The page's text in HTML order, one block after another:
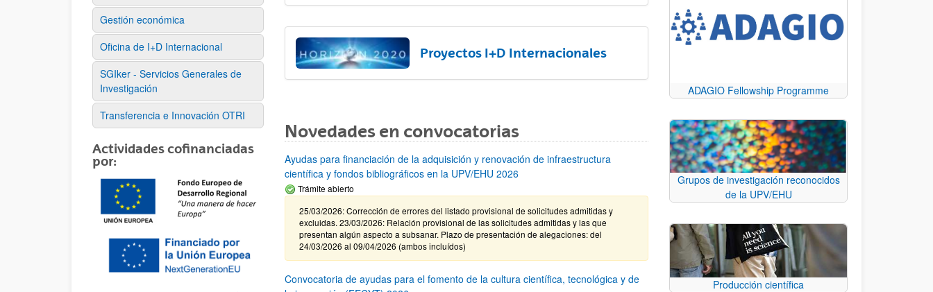
Gestión económica
Oficina de I+D Internacional
SGIker - Servicios Generales de
Investigación
Transferencia e Innovación OTRI
Actividades cofinanciadas
por:
Proyectos I+D Internacionales
Novedades en convocatorias
Ayudas para financiación de la adquisición y renovación de infraestructura
científica y fondos bibliográficos en la UPV/EHU 2026
Trámite abierto
25/03/2026: Corrección de errores del listado provisional de solicitudes admitidas y
excluidas. 23/03/2026: Relación provisional de las solicitudes admitidas y las que
presentan algún aspecto a subsanar. Plazo de presentación de alegaciones: del
24/03/2026 al 09/04/2026 (ambos incluídos)
Convocatoria de ayudas para el fomento de la cultura científica, tecnológica y de
ADAGIO Fellowship Programme
Grupos de investigación reconocidos
de la UPV/EHU
Producción científica